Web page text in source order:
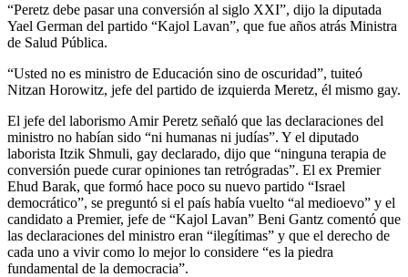
“Peretz debe pasar una conversión al siglo XXI”, dijo la diputada
Yael German del partido “Kajol Lavan”, que fue años atrás Ministra
de Salud Pública.
“Usted no es ministro de Educación sino de oscuridad”, tuiteó
Nitzan Horowitz, jefe del partido de izquierda Meretz, él mismo gay.
El jefe del laborismo Amir Peretz señaló que las declaraciones del
ministro no habían sido “ni humanas ni judías”. Y el diputado
laborista Itzik Shmuli, gay declarado, dijo que “ninguna terapia de
conversión puede curar opiniones tan retrógradas”. El ex Premier
Ehud Barak, que formó hace poco su nuevo partido “Israel
democrático”, se preguntó si el país había vuelto “al medioevo” y el
candidato a Premier, jefe de “Kajol Lavan” Beni Gantz comentó que
las declaraciones del ministro eran “ilegítimas” y que el derecho de
cada uno a vivir como lo mejor lo considere “es la piedra
fundamental de la democracia”.